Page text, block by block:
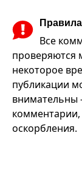
Все
проверяются
некоторое
публикации
внимательны
оскорбления.